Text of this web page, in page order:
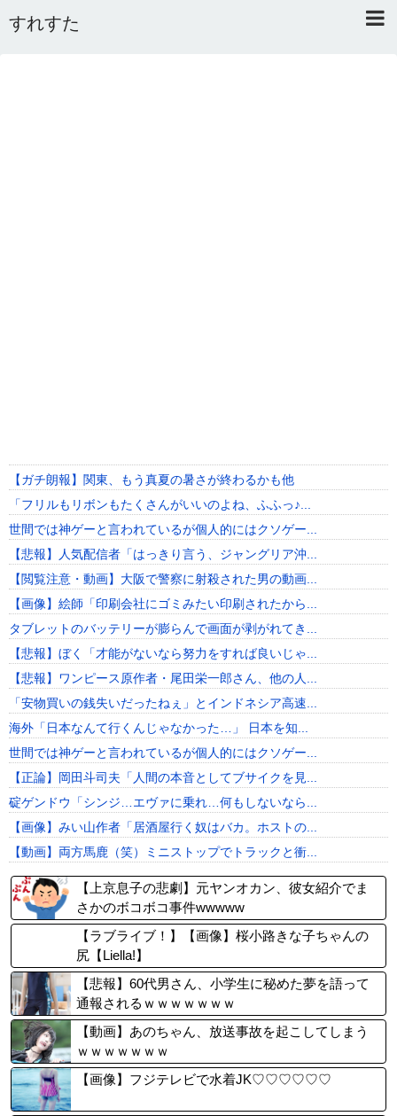
すれすた
【ガチ朗報】関東、もう真夏の暑さが終わるかも他
「フリルもリボンもたくさんがいいのよね、ふふっ♪...
世間では神ゲーと言われているが個人的にはクソゲー...
【悲報】人気配信者「はっきり言う、ジャングリア沖...
【閲覧注意・動画】大阪で警察に射殺された男の動画...
【画像】絵師「印刷会社にゴミみたい印刷されたから...
タブレットのバッテリーが膨らんで画面が剥がれてき...
【悲報】ぼく「才能がないなら努力をすれば良いじゃ...
【悲報】ワンピース原作者・尾田栄一郎さん、他の人...
「安物買いの銭失いだったねぇ」とインドネシア高速...
海外「日本なんて行くんじゃなかった…」 日本を知...
世間では神ゲーと言われているが個人的にはクソゲー...
【正論】岡田斗司夫「人間の本音としてブサイクを見...
碇ゲンドウ「シンジ…エヴァに乗れ…何もしないなら...
【画像】みい山作者「居酒屋行く奴はバカ。ホストの...
【動画】両方馬鹿（笑）ミニストップでトラックと衝...
【上京息子の悲劇】元ヤンオカン、彼女紹介でま
さかのボコボコ事件wwwww
【ラブライブ！】【画像】桜小路きな子ちゃんの
尻【Liella!】
【悲報】60代男さん、小学生に秘めた夢を語って
通報されるｗｗｗｗｗｗｗ
【動画】あのちゃん、放送事故を起こしてしまう
ｗｗｗｗｗｗｗ
【画像】フジテレビで水着JK♡♡♡♡♡♡